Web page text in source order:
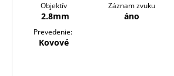
Objektív
2.8mm
Záznam zvuku
áno
Prevedenie:
Kovové